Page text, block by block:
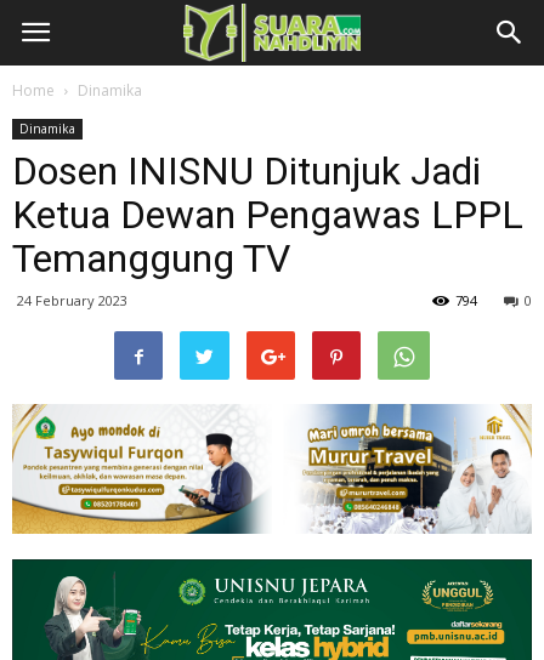
Home Dinamika
Dinamika
Dosen INISNU Ditunjuk Jadi
Ketua Dewan Pengawas LPPL
Temanggung TV
24 February 2023 0
794